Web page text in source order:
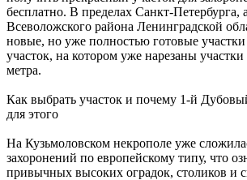
бесплатно. В пределах Санкт-Петербурга,
Всеволожского района Ленинградской
новые, но уже полностью готовые
участок, на котором уже нарезаны
метра.
Как выбрать участок и почему 1-й
для этого
На Кузьмоловском некрополе уже
захоронений по европейскому типу, что
привычных высоких оградок, столиков и